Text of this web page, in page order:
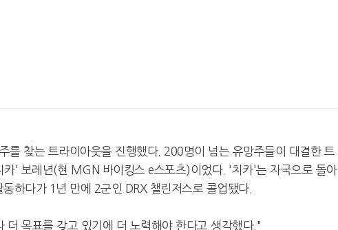
를 찾는 트라이아웃을 진행했다. 200명이 넘는 유망주들이 대결한 트
' 보레년(현 MGN 바이킹스 e스포츠)이었다. '치카'는 자국으로 돌아
하다가 1년 만에 2군인 DRX 챌린저스로 콜업됐다.
목표를 갖고 있기에 더 노력해야 한다고 생각했다."